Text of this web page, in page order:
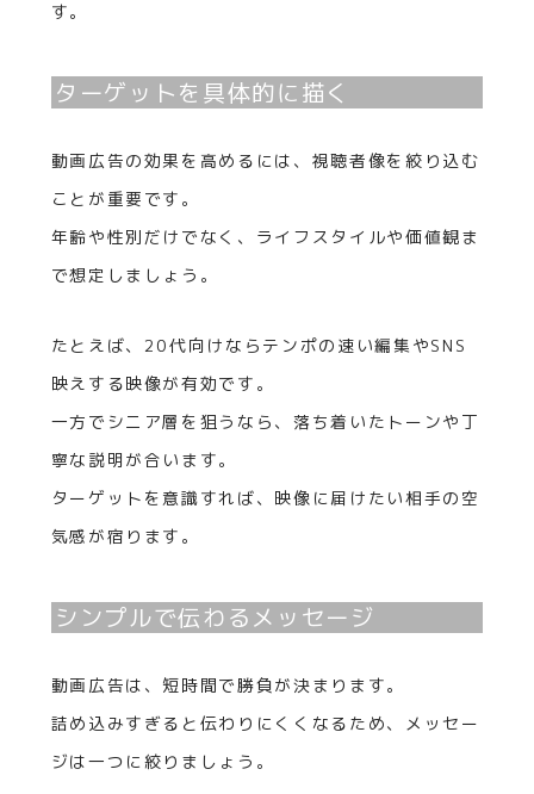
す。
ターゲットを具体的に描く
動画広告の効果を高めるには、視聴者像を絞り込む
ことが重要です。
年齢や性別だけでなく、ライフスタイルや価値観ま
で想定しましょう。
たとえば、20代向けならテンポの速い編集やSNS
映えする映像が有効です。
一方でシニア層を狙うなら、落ち着いたトーンや丁
寧な説明が合います。
ターゲットを意識すれば、映像に届けたい相手の空
気感が宿ります。
シンプルで伝わるメッセージ
動画広告は、短時間で勝負が決まります。
詰め込みすぎると伝わりにくくなるため、メッセー
ジは一つに絞りましょう。